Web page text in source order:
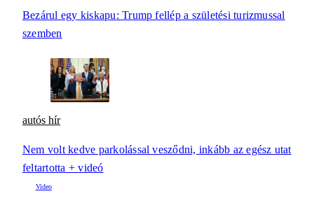
Bezárul egy kiskapu: Trump fellép a születési turizmussal
szemben
autós hír
Nem volt kedve parkolással vesződni, inkább az egész utat
feltartotta + videó